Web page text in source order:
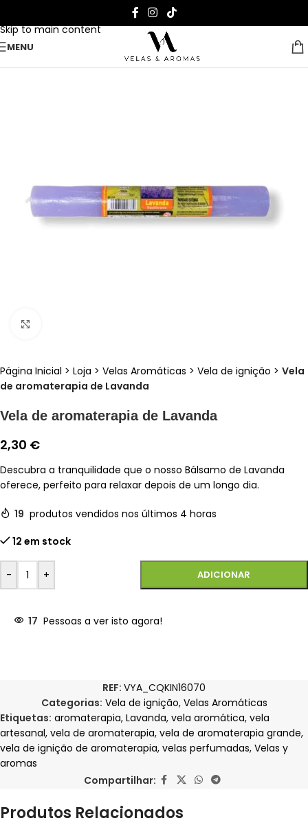
Skip to main content
MENU
Página Inicial > Loja > Velas Aromáticas > Vela de ignição > Vela
de aromaterapia de Lavanda
Vela de aromaterapia de Lavanda
2,30 €
Descubra a tranquilidade que o nosso Bálsamo de Lavanda
oferece, perfeito para relaxar depois de um longo dia.
19 produtos vendidos nos últimos 4 horas
12 em stock
- + ADICIONAR
17 Pessoas a ver isto agora!
REF: VYA_CQKIN16070
Categorias: Vela de ignição, Velas Aromáticas
Etiquetas: aromaterapia, Lavanda, vela aromática, vela
artesanal, vela de aromaterapia, vela de aromaterapia grande,
vela de ignição de aromaterapia, velas perfumadas, Velas y
aromas
Compartilhar:
Produtos Relacionados